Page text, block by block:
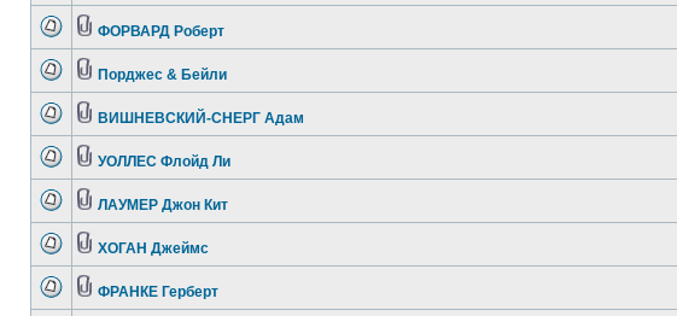
ФОРВАРД Роберт
Порджес & Бейли
ВИШНЕВСКИЙ-СНЕРГ Адам
УОЛЛЕС Флойд Ли
ЛАУМЕР Джон Кит
ХОГАН Джеймс
ФРАНКЕ Герберт